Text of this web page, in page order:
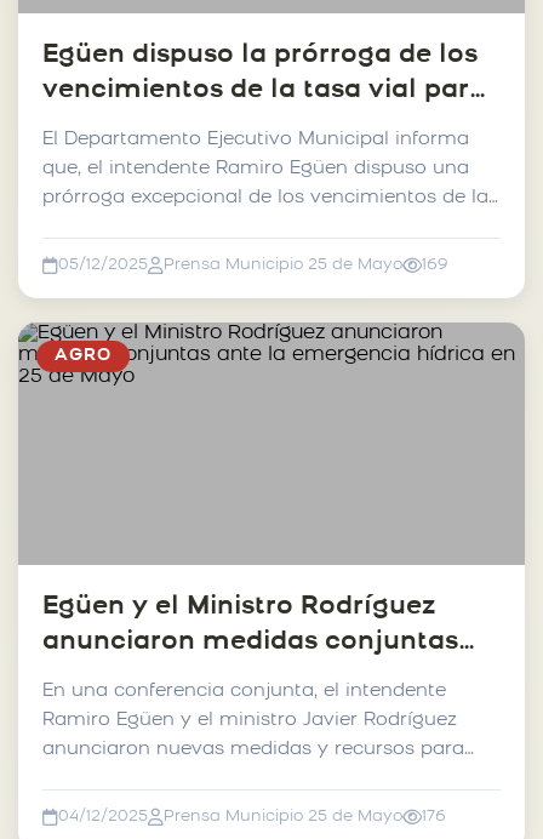
Egüen dispuso la prórroga de los
vencimientos de la tasa vial para
productores afectados por la
emergencia hídrica
El Departamento Ejecutivo Municipal informa
que, el intendente Ramiro Egüen dispuso una
prórroga excepcional de los vencimientos de la
05/12/2025 Prensa Municipio 25 de Mayo 169
AGRO
Egüen y el Ministro Rodríguez
anunciaron medidas conjuntas
ante la emergencia hídrica en 25
de Mayo
En una conferencia conjunta, el intendente
Ramiro Egüen y el ministro Javier Rodríguez
anunciaron nuevas medidas y recursos para
04/12/2025 Prensa Municipio 25 de Mayo 176